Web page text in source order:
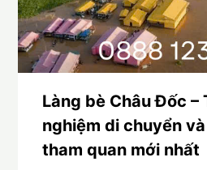
Làng bè Châu Đốc –
nghiệm di chuyển
tham quan mới nhất